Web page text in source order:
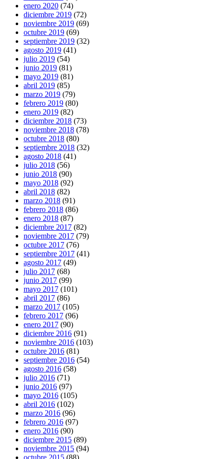
enero 2020 (74)
diciembre 2019 (72)
noviembre 2019 (69)
octubre 2019 (69)
septiembre 2019 (32)
agosto 2019 (41)
julio 2019 (54)
junio 2019 (81)
mayo 2019 (81)
abril 2019 (85)
marzo 2019 (79)
febrero 2019 (80)
enero 2019 (82)
diciembre 2018 (73)
noviembre 2018 (78)
octubre 2018 (80)
septiembre 2018 (32)
agosto 2018 (41)
julio 2018 (56)
junio 2018 (90)
mayo 2018 (92)
abril 2018 (82)
marzo 2018 (91)
febrero 2018 (86)
enero 2018 (87)
diciembre 2017 (82)
noviembre 2017 (79)
octubre 2017 (76)
septiembre 2017 (41)
agosto 2017 (49)
julio 2017 (68)
junio 2017 (99)
mayo 2017 (101)
abril 2017 (86)
marzo 2017 (105)
febrero 2017 (96)
enero 2017 (90)
diciembre 2016 (91)
noviembre 2016 (103)
octubre 2016 (81)
septiembre 2016 (54)
agosto 2016 (58)
julio 2016 (71)
junio 2016 (97)
mayo 2016 (105)
abril 2016 (102)
marzo 2016 (96)
febrero 2016 (97)
enero 2016 (90)
diciembre 2015 (89)
noviembre 2015 (94)
octubre 2015 (88)